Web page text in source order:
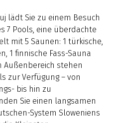
lädt Sie zu einem Besuch
7 Pools, eine überdachte
mit 5 Saunen: 1 türkische,
1 finnische Fass-Sauna
Außenbereich stehen
zur Verfügung – von
bis hin zu
Sie einen langsamen
System Sloweniens